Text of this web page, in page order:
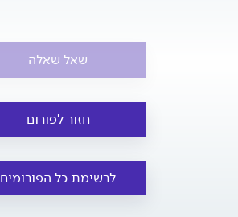
שאל שאלה
חזור לפורום
לרשימת כל הפורומים